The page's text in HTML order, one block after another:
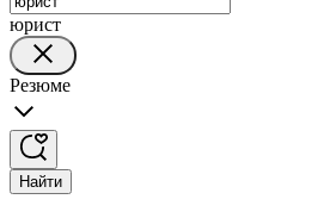
юрист
Резюме
Найти